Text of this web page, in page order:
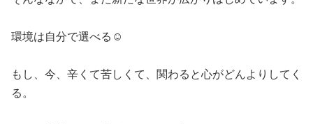
環境は自分で選べる☺
もし、今、辛くて苦しくて、関わると心がどんよりしてく
る。